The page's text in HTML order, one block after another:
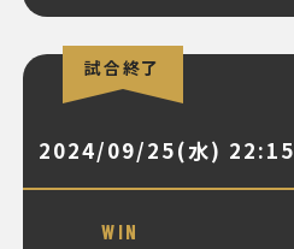
試合終了
2024/09/25(水) 22:15
WIN